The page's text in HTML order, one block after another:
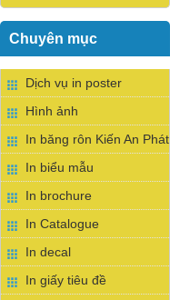
Chuyên mục
Dịch vụ in poster
Hình ảnh
In băng rôn Kiến An Phát
In biểu mẫu
In brochure
In Catalogue
In decal
In giấy tiêu đề